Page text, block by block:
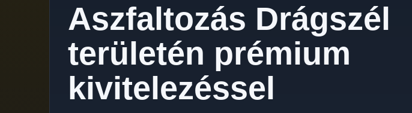
Aszfaltozás Drágszél
területén prémium
kivitelezéssel